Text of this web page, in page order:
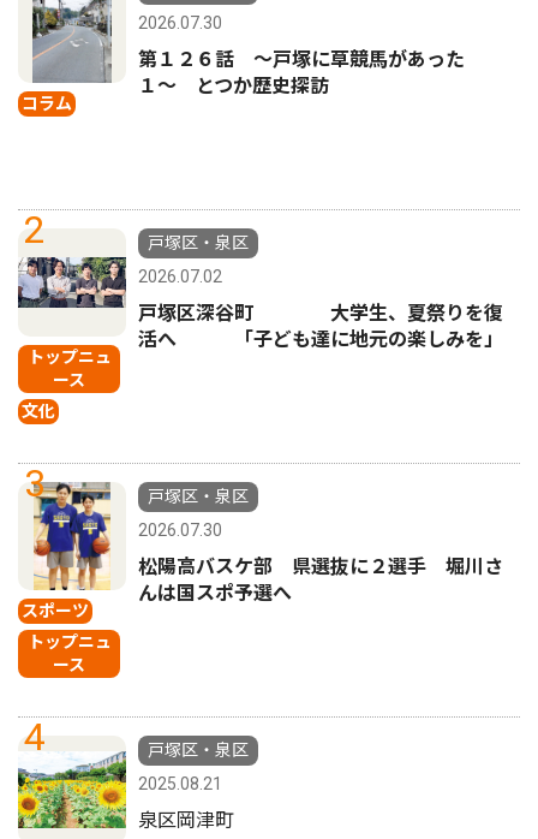
コラム
2026.07.30
第１２６話 〜戸塚に草競馬があった
１〜 とつか歴史探訪
2
トップニュ
ース
文化
戸塚区・泉区
2026.07.02
戸塚区深谷町 大学生、夏祭りを復
活へ 「子ども達に地元の楽しみを」
3
スポーツ
トップニュ
ース
戸塚区・泉区
2026.07.30
松陽高バスケ部 県選抜に２選手 堀川さ
んは国スポ予選へ
4
戸塚区・泉区
2025.08.21
泉区岡津町